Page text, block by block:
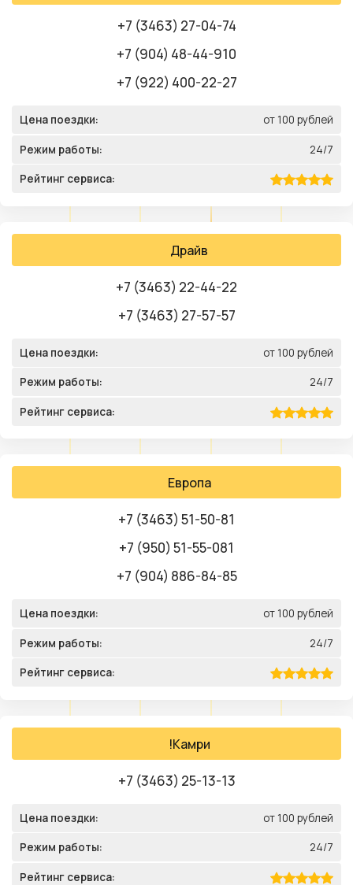
+7 (3463) 27-04-74
+7 (904) 48-44-910
+7 (922) 400-22-27
Цена поездки: от 100 рублей
Режим работы: 24/7
Рейтинг сервиса:
Драйв
+7 (3463) 22-44-22
+7 (3463) 27-57-57
Цена поездки: от 100 рублей
Режим работы: 24/7
Рейтинг сервиса:
Европа
+7 (3463) 51-50-81
+7 (950) 51-55-081
+7 (904) 886-84-85
Цена поездки: от 100 рублей
Режим работы: 24/7
Рейтинг сервиса:
!Камри
+7 (3463) 25-13-13
Цена поездки: от 100 рублей
Режим работы: 24/7
Рейтинг сервиса: